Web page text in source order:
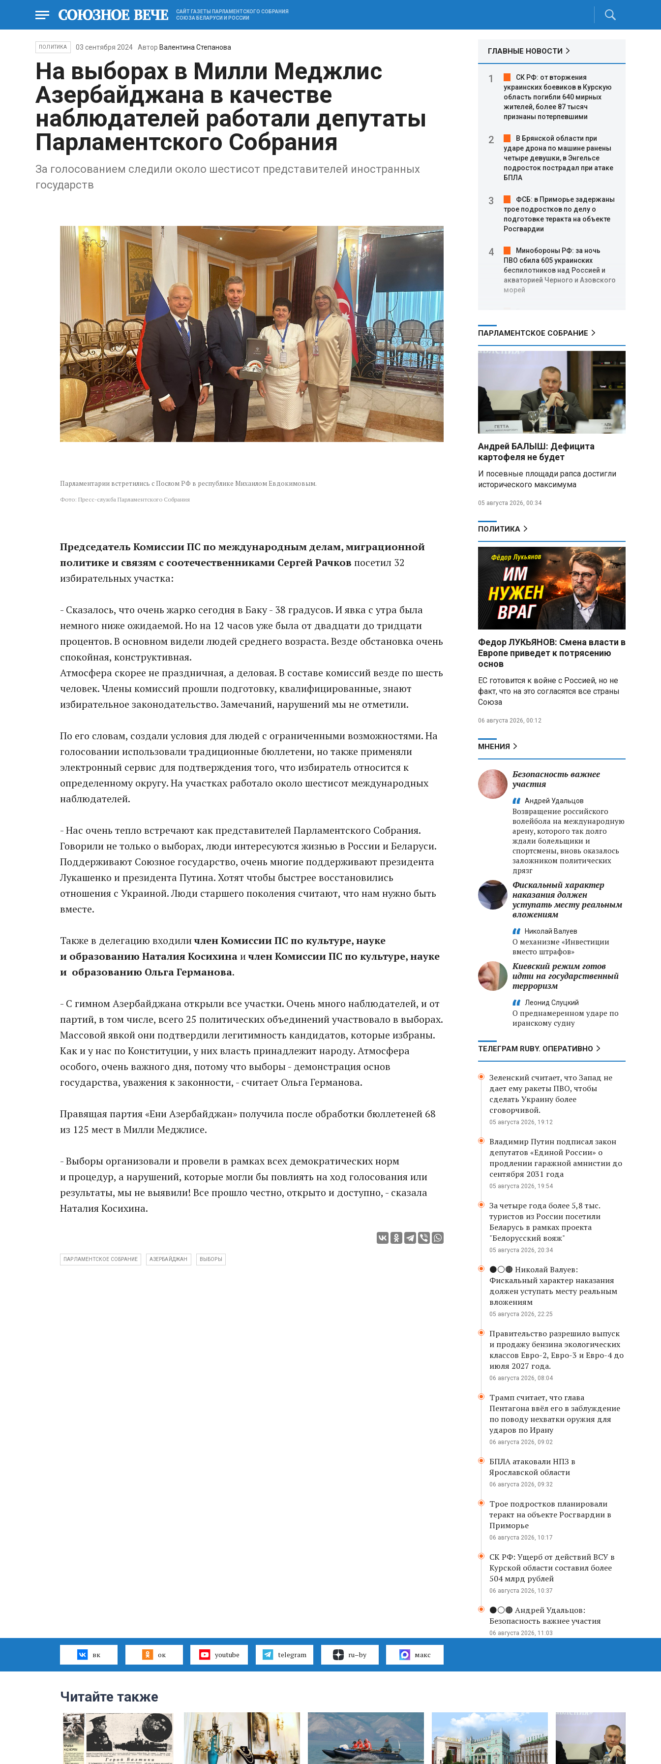
САЙТ ГАЗЕТЫ ПАРЛАМЕНТСКОГО СОБРАНИЯ
СОЮЗА БЕЛАРУСИ И РОССИИ
ПОЛИТИКА 03 сентября 2024 Автор Валентина Степанова
На выборах в Милли Меджлис
Азербайджана в качестве
наблюдателей работали депутаты
Парламентского Cобрания
За голосованием следили около шестисот представителей иностранных
государств
Парламентарии встретились с Послом РФ в республике Михаилом Евдокимовым.
Фото: Пресс-служба Парламентского Собрания
Председатель Комиссии ПС по международным делам, миграционной
политике и связям с соотечественниками Сергей Рачков посетил 32
избирательных участка:
- Сказалось, что очень жарко сегодня в Баку - 38 градусов. И явка с утра была
немного ниже ожидаемой. Но на 12 часов уже была от двадцати до тридцати
процентов. В основном видели людей среднего возраста. Везде обстановка очень
спокойная, конструктивная.
Атмосфера скорее не праздничная, а деловая. В составе комиссий везде по шесть
человек. Члены комиссий прошли подготовку, квалифицированные, знают
избирательное законодательство. Замечаний, нарушений мы не отметили.
По его словам, создали условия для людей с ограниченными возможностями. На
голосовании использовали традиционные бюллетени, но также применяли
электронный сервис для подтверждения того, что избиратель относится к
определенному округу. На участках работало около шестисот международных
наблюдателей.
- Нас очень тепло встречают как представителей Парламентского Собрания.
Говорили не только о выборах, люди интересуются жизнью в России и Беларуси.
Поддерживают Союзное государство, очень многие поддерживают президента
Лукашенко и президента Путина. Хотят чтобы быстрее восстановились
отношения с Украиной. Люди старшего поколения считают, что нам нужно быть
вместе.
Также в делегацию входиличлен Комиссии ПС по культуре, науке
и образованию Наталия Косихинаичлен Комиссии ПС по культуре, науке
и образованию Ольга Германова.
- С гимном Азербайджана открыли все участки. Очень много наблюдателей, и от
партий, в том числе, всего 25 политических объединений участвовало в выборах.
Массовой явкой они подтвердили легитимность кандидатов, которые избраны.
Как и у нас по Конституции, у них власть принадлежит народу. Атмосфера
особого, очень важного дня, потому что выборы - демонстрация основ
государства, уважения к законности, - считает Ольга Германова.
Правящая партия «Ени Азербайджан» получила после обработки бюллетеней 68
из 125 мест в Милли Меджлисе.
- Выборы организовали и провели в рамках всех демократических норм
и процедур, а нарушений, которые могли бы повлиять на ход голосования или
результаты, мы не выявили! Все прошло честно, открыто и доступно, - сказала
Наталия Косихина.
ПАРЛАМЕНТСКОЕ СОБРАНИЕ АЗЕРБАЙДЖАН ВЫБОРЫ
ГЛАВНЫЕ НОВОСТИ
СК РФ: от вторжения
украинских боевиков в Курскую
область погибли 640 мирных
жителей, более 87 тысяч
признаны потерпевшими
В Брянской области при
ударе дрона по машине ранены
четыре девушки, в Энгельсе
подросток пострадал при атаке
БПЛА
ФСБ: в Приморье задержаны
трое подростков по делу о
подготовке теракта на объекте
Росгвардии
Минобороны РФ: за ночь
ПВО сбила 605 украинских
беспилотников над Россией и
акваторией Черного и Азовского
морей
выборах в Госдуму 20 сентября
В ООН осудили атаки,
приведшие к гибели детей в
Белгородской области и под
Геленджиком
Пять месяцев один на
позиции: боец с позывным Гуль
отбивал атаки ВСУ под ударами
дронов
Владимир Путин:
области — главный приоритет, но
соцвопросы забывать нельзя
Год колонии за попытку
жителя Славгородского района
службы
В Свердловской области
взорван автомобиль директора
производителя дронов «Упырь»
Российские пловцы
выиграли все золотые медали
первого дня Кубка мира по
зимнему плаванию
Александр Новак:
снабжать топливом через
региональных операторов
усиливают сотрудничество по
Освобождены Зарница и
Рыжевка
Строительство крупнейшего
логцентра Wildberries в
Беларуси идет с опережением
графика
ПАРЛАМЕНТСКОЕ СОБРАНИЕ
Андрей БАЛЫШ: Дефицита
картофеля не будет
И посевные площади рапса достигли
исторического максимума
05 августа 2026, 00:34
ПОЛИТИКА
Федор ЛУКЬЯНОВ: Смена власти в
Европе приведет к потрясению
основ
ЕС готовится к войне с Россией, но не
факт, что на это согласятся все страны
Союза
06 августа 2026, 00:12
МНЕНИЯ
Безопасность важнее
участия
Андрей Удальцов
Возвращение российского
волейбола на международную
арену, которого так долго
ждали болельщики и
спортсмены, вновь оказалось
заложником политических
дрязг
Фискальный характер
наказания должен
уступать месту реальным
вложениям
Николай Валуев
О механизме «Инвестиции
вместо штрафов»
Киевский режим готов
идти на государственный
терроризм
Леонид Слуцкий
О преднамеренном ударе по
иранскому судну
ТЕЛЕГРАМ RUBY. ОПЕРАТИВНО
Зеленский считает, что Запад не
дает ему ракеты ПВО, чтобы
сделать Украину более
сговорчивой.
05 августа 2026, 19:12
Владимир Путин подписал закон
депутатов «Единой России» о
продлении гаражной амнистии до
сентября 2031 года
05 августа 2026, 19:54
За четыре года более 5,8 тыс.
туристов из России посетили
Беларусь в рамках проекта
"Белорусский вояж"
05 августа 2026, 20:34
⚫️⚪️🟤 Николай Валуев:
Фискальный характер наказания
должен уступать месту реальным
вложениям
05 августа 2026, 22:25
Правительство разрешило выпуск
и продажу бензина экологических
классов Евро-2, Евро-3 и Евро-4 до
июля 2027 года.
06 августа 2026, 08:04
Трамп считает, что глава
Пентагона ввёл его в заблуждение
по поводу нехватки оружия для
ударов по Ирану
06 августа 2026, 09:02
БПЛА атаковали НПЗ в
Ярославской области
06 августа 2026, 09:32
Трое подростков планировали
теракт на объекте Росгвардии в
Приморье
06 августа 2026, 10:17
СК РФ: Ущерб от действий ВСУ в
Курской области составил более
504 млрд рублей
06 августа 2026, 10:37
⚫️⚪️🟤 Андрей Удальцов:
Безопасность важнее участия
06 августа 2026, 11:03
вк ок youtube telegram ru–by макс
Читайте также